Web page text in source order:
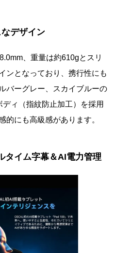
デザイン
、重量は約610gとスリ
ンとなっており、携行性にも
バーグレー、スカイブルーの
ィ（指紋防止加工）を採用
的にも高級感があります。
タイム字幕＆AI電力管理